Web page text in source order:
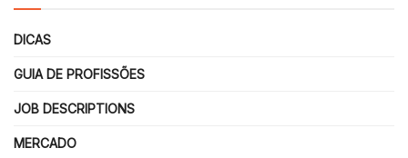
DICAS
GUIA DE PROFISSÕES
JOB DESCRIPTIONS
MERCADO